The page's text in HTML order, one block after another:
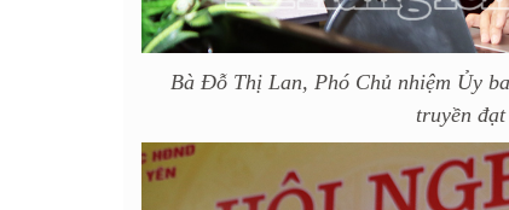
Bà Đỗ Thị Lan, Phó Chủ nhiệm Ủy
truyền